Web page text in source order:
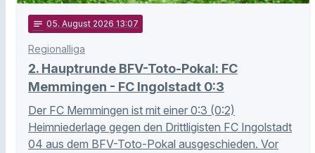
notes 05. August 2026 13:07
Regionalliga
2. Hauptrunde BFV-Toto-Pokal: FC
Memmingen - FC Ingolstadt 0:3
Der FC Memmingen ist mit einer 0:3 (0:2)
Heimniederlage gegen den Drittligisten FC Ingolstadt
04 aus dem BFV-Toto-Pokal ausgeschieden. Vor